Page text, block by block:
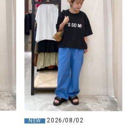
NEW 2026/08/02